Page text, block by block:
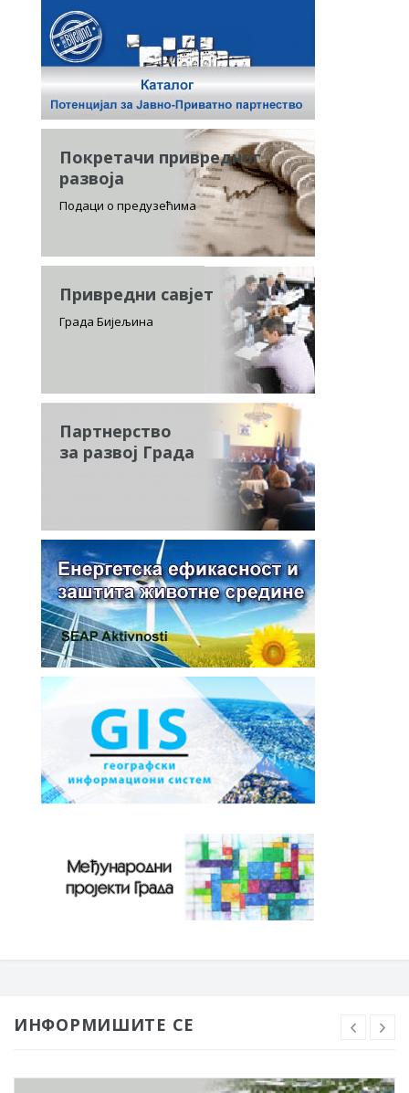
Покретачи привредног
развоја
Подаци о предузећима
Привредни савјет
Града Бијељина
Партнерство
за развој Града
ИНФОРМИШИТЕ СЕ